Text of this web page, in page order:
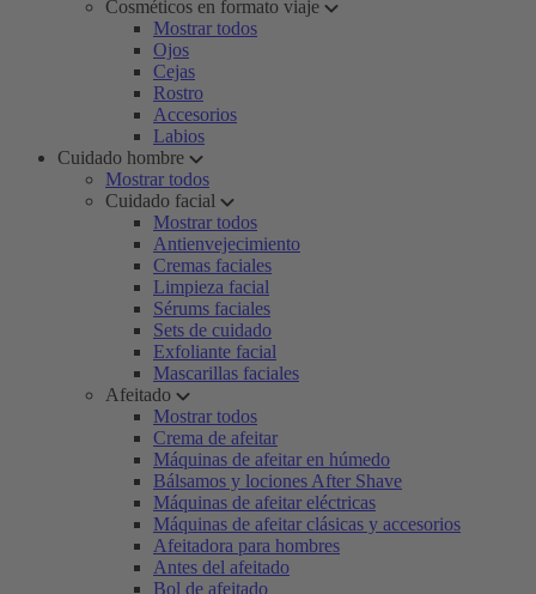
Cosméticos en formato viaje
Mostrar todos
Ojos
Cejas
Rostro
Accesorios
Labios
Cuidado hombre
Mostrar todos
Cuidado facial
Mostrar todos
Antienvejecimiento
Cremas faciales
Limpieza facial
Sérums faciales
Sets de cuidado
Exfoliante facial
Mascarillas faciales
Afeitado
Mostrar todos
Crema de afeitar
Máquinas de afeitar en húmedo
Bálsamos y lociones After Shave
Máquinas de afeitar eléctricas
Máquinas de afeitar clásicas y accesorios
Afeitadora para hombres
Antes del afeitado
Bol de afeitado